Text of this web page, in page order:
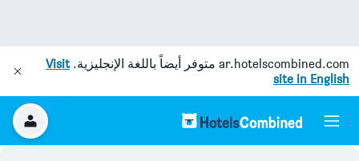
ar.hotelscombined.com متوفر أيضاً باللغة الإنجليزية.Visit
site in English